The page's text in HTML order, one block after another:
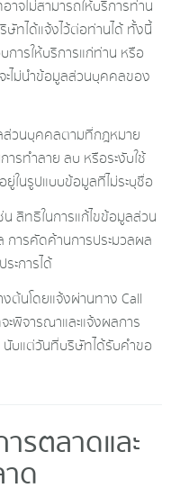
จไม่สามารถให้บริการท่าน
ษัทได้แจ้งไว้ต่อท่านได้ ทั้งนี้
การให้บริการแก่ท่าน หรือ
ะไม่นำข้อมูลส่วนบุคคลของ
ส่วนบุคคลตามที่กฎหมาย
รทำลาย ลบ หรือระงับใช้
ในรูปแบบข้อมูลที่ไม่ระบุชื่อ
สิทธิในการแก้ไขข้อมูลส่วน
การคัดค้านการประมวลผล
ะการได้
ต้นโดยแจ้งผ่านทาง Call
พิจารณาและแจ้งผลการ
บแต่วันที่บริษัทได้รับคำขอ
รตลาดและ
ด